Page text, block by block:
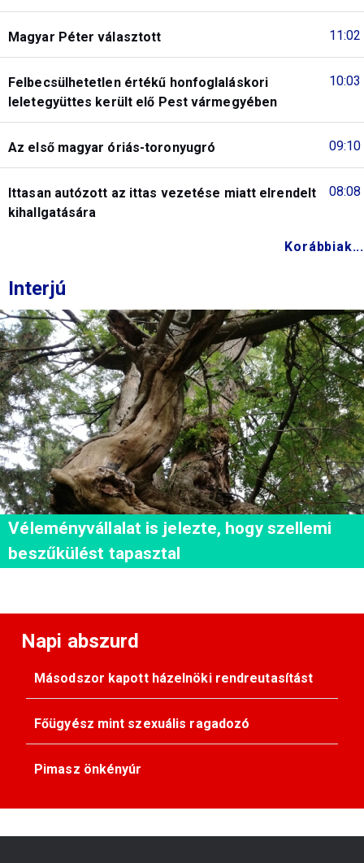
11:02
Magyar Péter választott
10:03
Felbecsülhetetlen értékű honfoglaláskori
leletegyüttes került elő Pest vármegyében
09:10
Az első magyar óriás-toronyugró
08:08
Ittasan autózott az ittas vezetése miatt elrendelt
kihallgatására
Korábbiak...
Interjú
Véleményvállalat is jelezte, hogy szellemi
beszűkülést tapasztal
Napi abszurd
Másodszor kapott házelnöki rendreutasítást
Főügyész mint szexuális ragadozó
Pimasz önkényúr